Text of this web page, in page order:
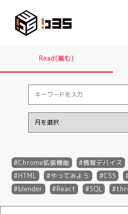
Read(読む)
Chrome拡張機能 情報デバイス
HTML
やってみよう CSS
blender
React SQL